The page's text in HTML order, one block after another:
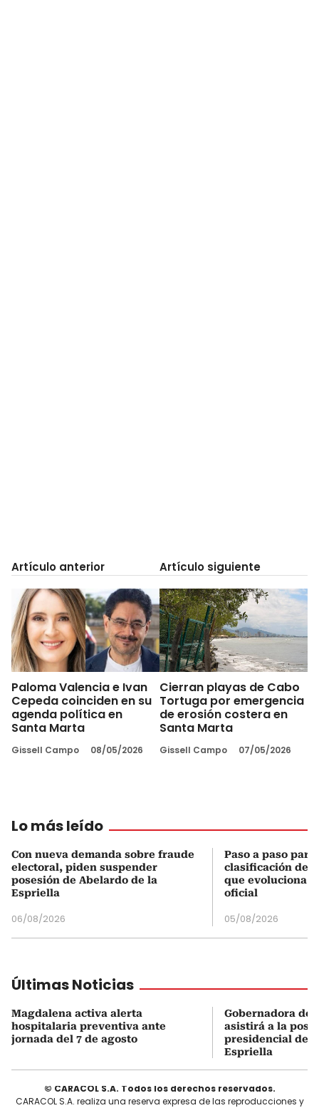
Artículo anterior
Paloma Valencia e Ivan
Cepeda coinciden en su
agenda política en
Santa Marta
Gissell Campo 08/05/2026
Artículo siguiente
Cierran playas de Cabo
Tortuga por emergencia
de erosión costera en
Santa Marta
Gissell Campo 07/05/2026
Lo más leído
Con nueva demanda sobre fraude
electoral, piden suspender
posesión de Abelardo de la
Espriella
06/08/2026
Paso a paso
clasificación del
que evoluciona
oficial
05/08/2026
Últimas Noticias
Magdalena activa alerta
hospitalaria preventiva ante
jornada del 7 de agosto
Gobernadora del
asistirá a la
presidencial de
Espriella
© CARACOL S.A. Todos los derechos reservados.
CARACOL S.A. realiza una reserva expresa de las reproducciones y